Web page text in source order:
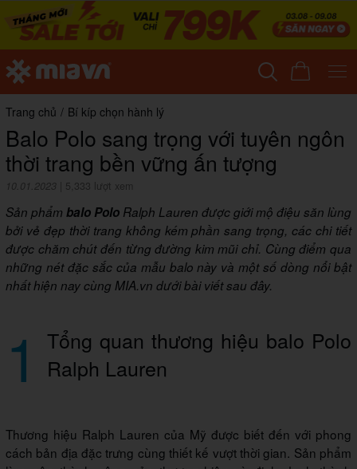
Trang chủ / Bí kíp chọn hành lý
Balo Polo sang trọng với tuyên ngôn
thời trang bền vững ấn tượng
10.01.2023 5,333 lượt xem
Sản phẩm balo Polo Ralph Lauren được giới mộ điệu săn lùng
bởi vẻ đẹp thời trang không kém phần sang trọng, các chi tiết
được chăm chút đến từng đường kim mũi chỉ. Cùng điểm qua
những nét đặc sắc của mẫu balo này và một số dòng nổi bật
nhất hiện nay cùng MIA.vn dưới bài viết sau đây.
1
Tổng quan thương hiệu balo Polo
Ralph Lauren
Thương hiệu Ralph Lauren của Mỹ được biết đến với phong
cách bản địa đặc trưng cùng thiết kế vượt thời gian. Sản phẩm